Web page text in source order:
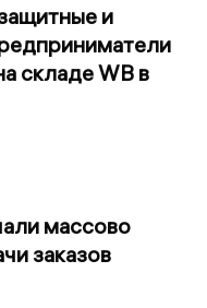
и
складе WB в
массово
заказов